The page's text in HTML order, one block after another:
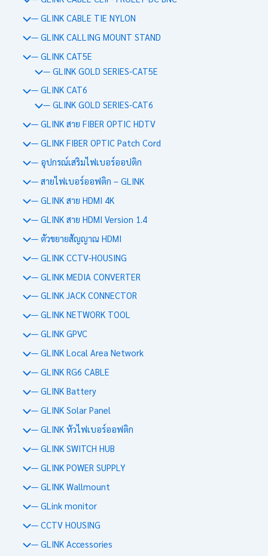
— GLINK CABLE TIE NYLON
— GLINK CALLING MOUNT STAND
— GLINK CAT5E
— GLINK GOLD SERIES-CAT5E
— GLINK CAT6
— GLINK GOLD SERIES-CAT6
— GLINK สาย FIBER OPTIC HDTV
— GLINK FIBER OPTIC Patch Cord
— อุปกรณ์เสริมไฟเบอร์ออปติก
— สายไฟเบอร์ออฟติก – GLINK
— GLINK สาย HDMI 4K
— GLINK สาย HDMI Version 1.4
— ตัวขยายสัญญาณ HDMI
— GLINK CCTV-HOUSING
— GLINK MEDIA CONVERTER
— GLINK JACK CONNECTOR
— GLINK NETWORK TOOL
— GLINK GPVC
— GLINK Local Area Network
— GLINK RG6 CABLE
— GLINK Battery
— GLINK Solar Panel
— GLINK หัวไฟเบอร์ออฟติก
— GLINK SWITCH HUB
— GLINK POWER SUPPLY
— GLINK Wallmount
— GLink monitor
— CCTV HOUSING
— GLINK Accessories